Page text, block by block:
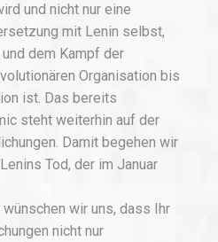
und nicht nur eine
mit Lenin selbst,
dem Kampf der
Organisation bis
ist. Das bereits
steht weiterhin auf der
Damit begehen wir
Tod, der im Januar
wir uns, dass Ihr
nicht nur